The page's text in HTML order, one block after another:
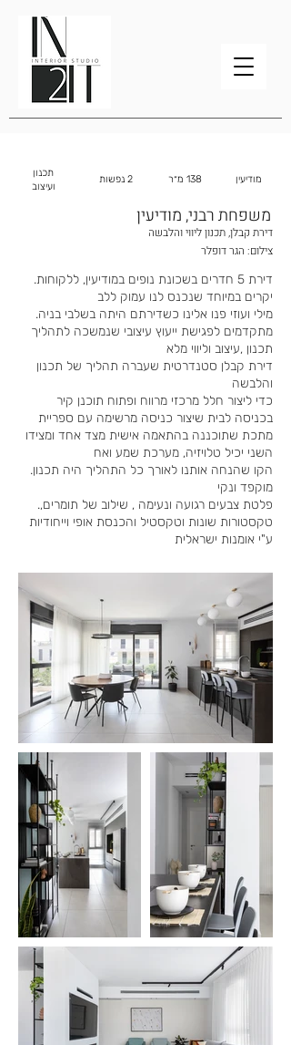
תכנון
ועיצוב
2 נפשות 138 מ״ר מודיעין
משפחת רבני, מודיעין
צילום: הגר דופלר
דירת קבלן, תכנון ליווי והלבשה
.דירת 5 חדרים בשכונת נופים במודיעין, ללקוחות
יקרים במיוחד שנכנס לנו עמוק ללב
.מילי ועוזי פנו אלינו כשדירתם היתה בשלבי בניה
מתקדמים לפגישת ייעוץ עיצובי שנמשכה לתהליך
תכנון ,עיצוב וליווי מלא
דירת קבלן סטנדרטית שעברה תהליך של תכנון
והלבשה
כדי ליצור חלל מרכזי מרווח ופתוח תוכנן קיר
בכניסה לבית שיצור כניסה מרשימה עם ספריית
מתכת שתוכננה בהתאמה אישית מצד אחד ומצידו
השני יכיל טלויזיה, מערכת שמע ואח
.הקו שהנחה אותנו לאורך כל התהליך היה תכנון
מוקפד ונקי
.פלטת צבעים רגועה ונעימה , שילוב של תומרים,
טקסטורות שונות וטקסטיל והכנסת אופי וייחודיות
ע"י אומנות ישראלית